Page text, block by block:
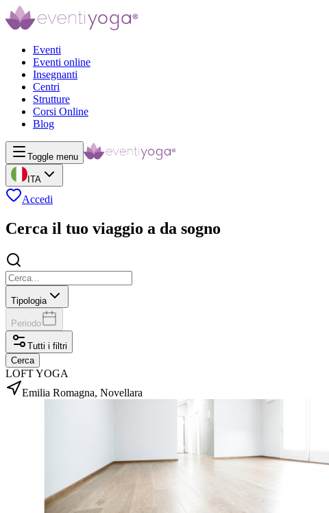
Eventi
Eventi online
Insegnanti
Centri
Strutture
Corsi Online
Blog
Toggle menu
ITA
Accedi
Cerca il tuo viaggio a da sogno
Tipologia
Periodo
Tutti i filtri
Cerca
LOFT YOGA
Emilia Romagna, Novellara